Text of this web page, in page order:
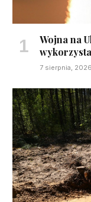
Wojna na
7 sierpnia, 2026